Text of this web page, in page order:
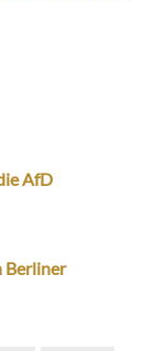
AfD
Berliner